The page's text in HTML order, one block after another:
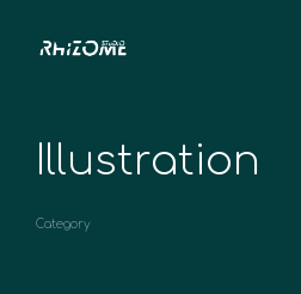
Illustration
Category